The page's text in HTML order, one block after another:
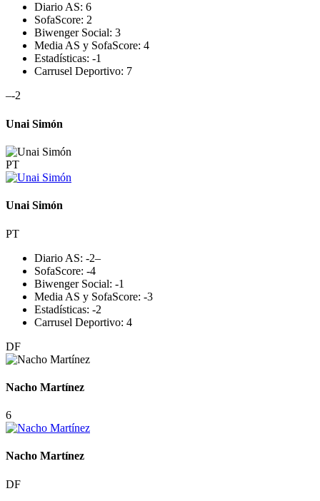
Diario AS: 6
SofaScore: 2
Biwenger Social: 3
Media AS y SofaScore: 4
Estadísticas: -1
Carrusel Deportivo: 7
–-2
Unai Simón
PT
Unai Simón
PT
Diario AS: -2–
SofaScore: -4
Biwenger Social: -1
Media AS y SofaScore: -3
Estadísticas: -2
Carrusel Deportivo: 4
DF
Nacho Martínez
6
Nacho Martínez
DF